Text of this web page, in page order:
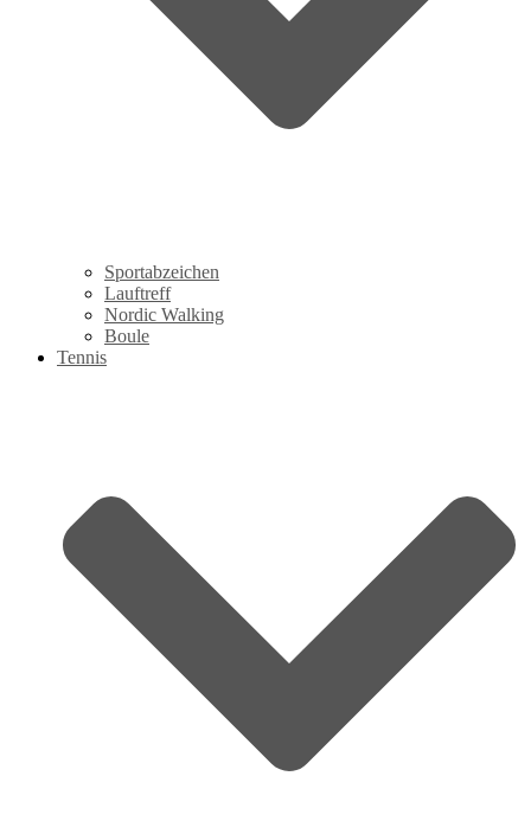
Sportabzeichen
Lauftreff
Nordic Walking
Boule
Tennis